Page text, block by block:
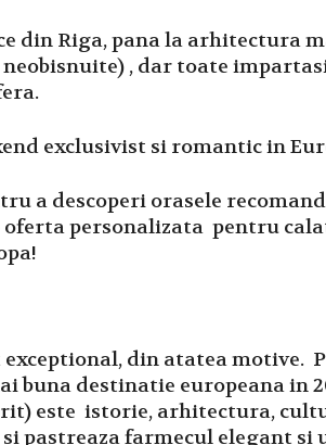
din Riga, pana la arhitectura
, dar toate
exclusivist si romantic in
a descoperi orasele
personalizata pentru
exceptional, din atatea motive.
buna destinatie europeana in
este istorie, arhitectura,
pastreaza farmecul elegant si